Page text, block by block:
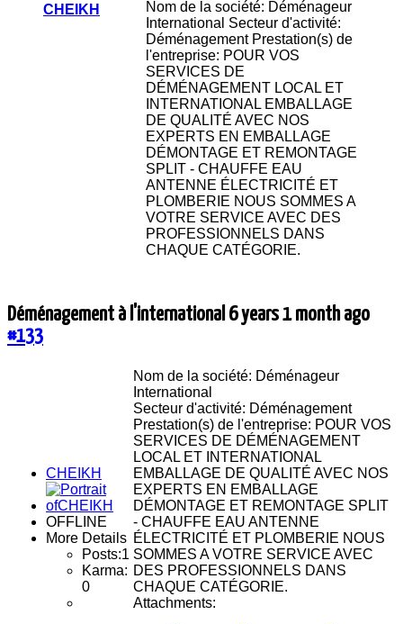
CHEIKH
Nom de la société: Déménageur
International Secteur d'activité:
Déménagement Prestation(s) de
l'entreprise: POUR VOS
SERVICES DE
DÉMÉNAGEMENT LOCAL ET
INTERNATIONAL EMBALLAGE
DE QUALITÉ AVEC NOS
EXPERTS EN EMBALLAGE
DÉMONTAGE ET REMONTAGE
SPLIT - CHAUFFE EAU
ANTENNE ÉLECTRICITÉ ET
PLOMBERIE NOUS SOMMES A
VOTRE SERVICE AVEC DES
PROFESSIONNELS DANS
CHAQUE CATÉGORIE.
Déménagement à l'international 6 years 1 month ago
#133
CHEIKH
OFFLINE
More Details
Posts:1
Karma:
0
Nom de la société: Déménageur
International
Secteur d'activité: Déménagement
Prestation(s) de l'entreprise: POUR VOS
SERVICES DE DÉMÉNAGEMENT
LOCAL ET INTERNATIONAL
EMBALLAGE DE QUALITÉ AVEC NOS
EXPERTS EN EMBALLAGE
DÉMONTAGE ET REMONTAGE SPLIT
- CHAUFFE EAU ANTENNE
ÉLECTRICITÉ ET PLOMBERIE NOUS
SOMMES A VOTRE SERVICE AVEC
DES PROFESSIONNELS DANS
CHAQUE CATÉGORIE.
Attachments: